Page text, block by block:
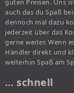
guten Preisen. Uns
auch das du Spaß
dennoch mal dazu
jederzeit über das
gerne weiter. Wenn
Händler direkt und
weiterhin Spaß am
… schnell